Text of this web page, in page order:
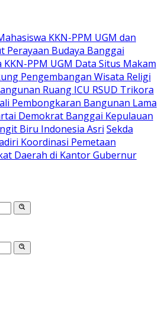
KKN-PPM UGM dan
Perayaan Budaya Banggai
KKN-PPM UGM Data Situs Makam
Pengembangan Wisata Religi
Ruang ICU RSUD Trikora
Pembongkaran Bangunan Lama
Demokrat Banggai Kepulauan
Biru Indonesia Asri Sekda
Koordinasi Pemetaan
Daerah di Kantor Gubernur